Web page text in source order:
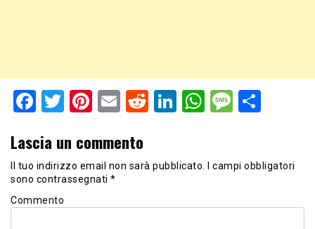
Facebook
TwitterPinterest
EmailRedditLinkedIn
WhatsApp
Lascia un commento
Il tuo indirizzo email non sarà pubblicato.
I campi obbligatori
sono contrassegnati *
Commento